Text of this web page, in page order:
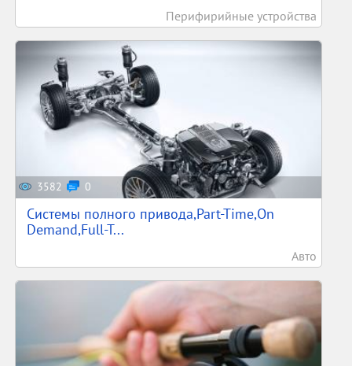
Перифирийные устройства
3582 0
Системы полного привода,Part-Time,On
Demand,Full-T...
Авто